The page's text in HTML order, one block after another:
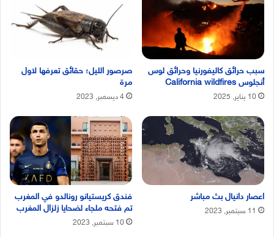
سبب حرائق كاليفورنيا وحرائق لوس
أنجلوس California wildfires
10 يناير, 2025
صرصور الليل؛ حقائق تعرفها لاول
مرة
4 ديسمبر, 2023
اعصار دانيال بث مباشر
11 سبتمبر, 2023
فندق كريستيانو رونالدو في المغرب
تم فتحه ملجاء لضحايا زلزال المغرب
10 سبتمبر, 2023